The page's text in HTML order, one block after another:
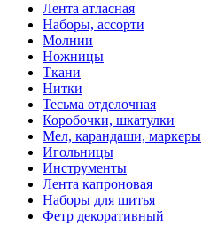
Лента атласная
Наборы, ассорти
Молнии
Ножницы
Ткани
Нитки
Тесьма отделочная
Коробочки, шкатулки
Мел, карандаши, маркеры
Игольницы
Инструменты
Лента капроновая
Наборы для шитья
Фетр декоративный